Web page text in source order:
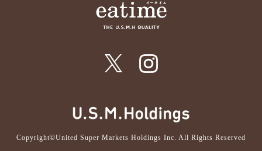
Copyright©United Super Markets Holdings Inc. All Rights Reserved